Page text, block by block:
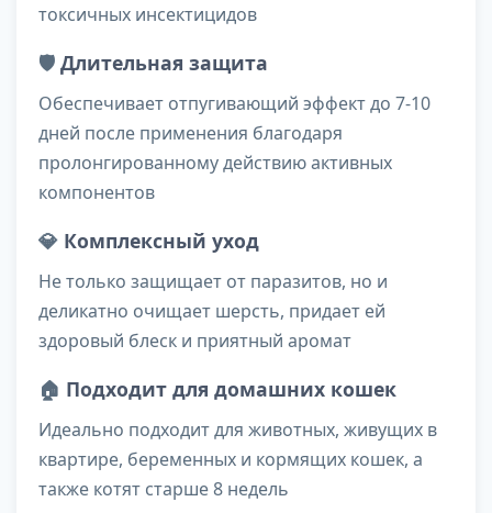
токсичных инсектицидов
🛡️ Длительная защита
Обеспечивает отпугивающий эффект до 7-10
дней после применения благодаря
пролонгированному действию активных
компонентов
💎 Комплексный уход
Не только защищает от паразитов, но и
деликатно очищает шерсть, придает ей
здоровый блеск и приятный аромат
🏠 Подходит для домашних кошек
Идеально подходит для животных, живущих в
квартире, беременных и кормящих кошек, а
также котят старше 8 недель